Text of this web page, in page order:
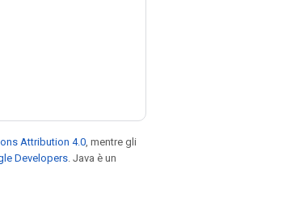
Attribution 4.0 , mentre gli
Developers . Java è un